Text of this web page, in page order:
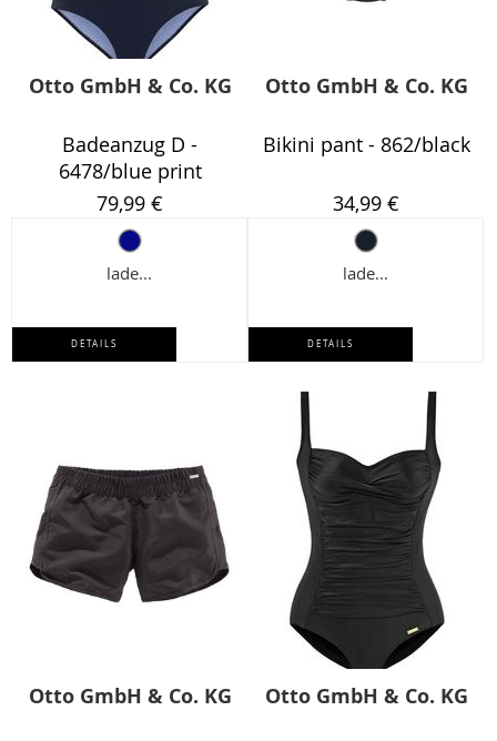
Otto GmbH & Co. KG
Badeanzug D -
6478/blue print
79,99 €
lade...
DETAILS
Otto GmbH & Co. KG
Bikini pant - 862/black
34,99 €
lade...
DETAILS
Otto GmbH & Co. KG Otto GmbH & Co. KG